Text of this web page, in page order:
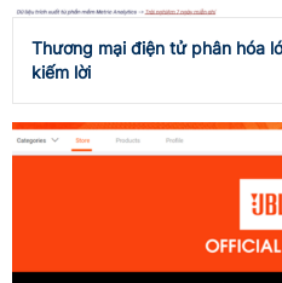
Thương mại điện tử phân hóa
kiếm lời